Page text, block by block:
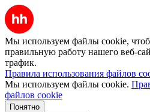
Мы используем файлы cookie,
правильную работу нашего веб-
трафик.
Правила использования файлов
Мы используем файлы cookie.
файлов cookie
Понятно